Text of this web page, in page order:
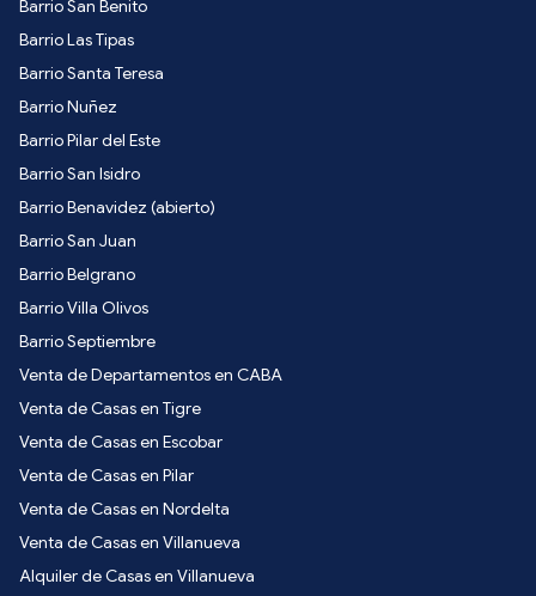
Barrio San Benito
Barrio Las Tipas
Barrio Santa Teresa
Barrio Nuñez
Barrio Pilar del Este
Barrio San Isidro
Barrio Benavidez (abierto)
Barrio San Juan
Barrio Belgrano
Barrio Villa Olivos
Barrio Septiembre
Venta de Departamentos en CABA
Venta de Casas en Tigre
Venta de Casas en Escobar
Venta de Casas en Pilar
Venta de Casas en Nordelta
Venta de Casas en Villanueva
Alquiler de Casas en Villanueva